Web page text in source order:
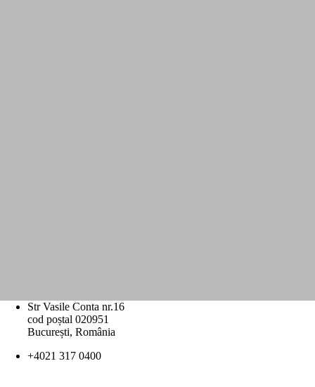
Str Vasile Conta nr.16
cod poștal 020951
București, România
+4021 317 0400